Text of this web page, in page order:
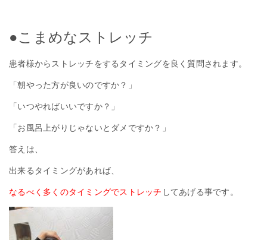
●こまめなストレッチ
患者様からストレッチをするタイミングを良く質問されます。
「朝やった方が良いのですか？」
「いつやればいいですか？」
「お風呂上がりじゃないとダメですか？」
答えは、
出来るタイミングがあれば、
なるべく多くのタイミングでストレッチ してあげる事です。